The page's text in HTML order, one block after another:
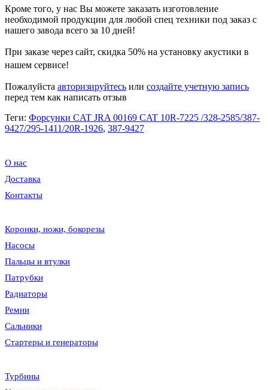
Кроме того, у нас Вы можете заказать изготовление
необходимой продукции для любой спец техники под заказ с
нашего завода всего за 10 дней!
При заказе через сайт, скидка 50% на установку акустики в
нашем сервисе!
Пожалуйста авторизируйтесь или создайте учетную запись
перед тем как написать отзыв
Теги: Форсунки CAT JRA 00169 CAT 10R-7225 /328-2585/387-
9427/295-1411/20R-1926, 387-9427
О нас
Доставка
Контакты
Коронки, ножи, бокорезы
Насосы
Пальцы и втулки
Патрубки
Радиаторы
Ремни
Сальники
Стартеры и генераторы
Турбины